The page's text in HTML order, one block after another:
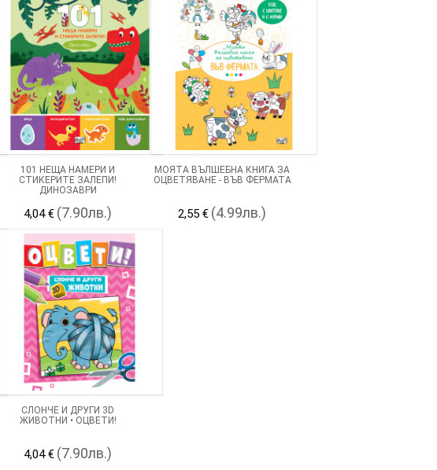
101 НЕЩА НАМЕРИ И
СТИКЕРИТЕ ЗАЛЕПИ!
ДИНОЗАВРИ
4,04 € (7.90лв.)
МОЯТА ВЪЛШЕБНА КНИГА ЗА
ОЦВЕТЯВАНЕ - ВЪВ ФЕРМАТА
2,55 € (4.99лв.)
СЛОНЧЕ И ДРУГИ 3D
ЖИВОТНИ • ОЦВЕТИ!
4,04 € (7.90лв.)